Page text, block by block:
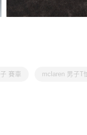
賽車 mclaren 男子T